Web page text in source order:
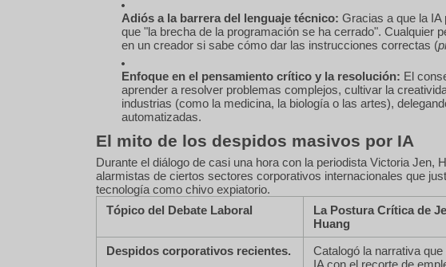
Adiós a la barrera del lenguaje técnico: Gracias a que la IA
que "la brecha de la programación se ha cerrado". Cualquier
en un creador si sabe cómo dar las instrucciones correctas (
Enfoque en el pensamiento crítico y la resolución: El
aprender a resolver problemas complejos, cultivar la
industrias (como la medicina, la biología o las artes),
automatizadas.
El mito de los despidos masivos por IA
Durante el diálogo de casi una hora con la periodista Victoria Jen,
alarmistas de ciertos sectores corporativos internacionales que
tecnología como chivo expiatorio.
Tópico del Debate Laboral
La Postura Crítica de
Huang
Despidos corporativos recientes.
Catalogó la narrativa